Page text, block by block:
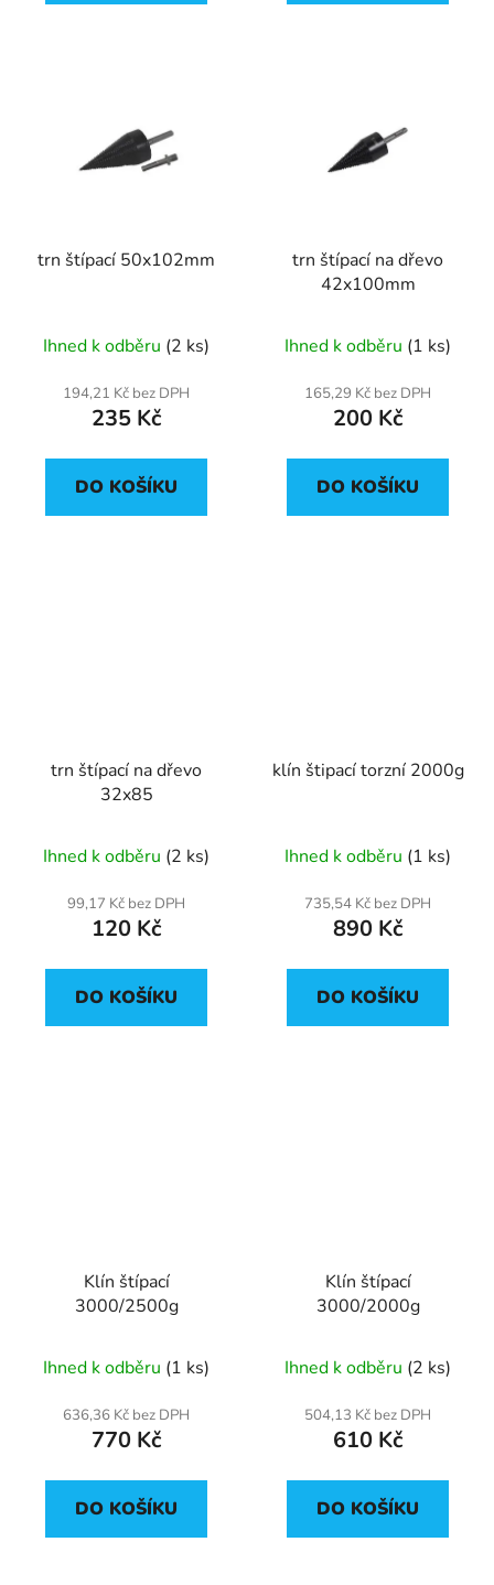
trn štípací 50x102mm
Ihned k odběru (2 ks)
194,21 Kč bez DPH
235 Kč
DO KOŠÍKU
trn štípací na dřevo
42x100mm
hodnocení
produktu
je
z
Ihned k odběru (1 ks)
165,29 Kč bez DPH
200 Kč
DO KOŠÍKU
trn štípací na dřevo
32x85
Ihned k odběru (2 ks)
99,17 Kč bez DPH
120 Kč
DO KOŠÍKU
klín štipací torzní 2000g
Ihned k odběru (1 ks)
735,54 Kč bez DPH
890 Kč
DO KOŠÍKU
Klín štípací
3000/2500g
Ihned k odběru (1 ks)
636,36 Kč bez DPH
770 Kč
DO KOŠÍKU
Klín štípací
3000/2000g
Ihned k odběru (2 ks)
504,13 Kč bez DPH
610 Kč
DO KOŠÍKU